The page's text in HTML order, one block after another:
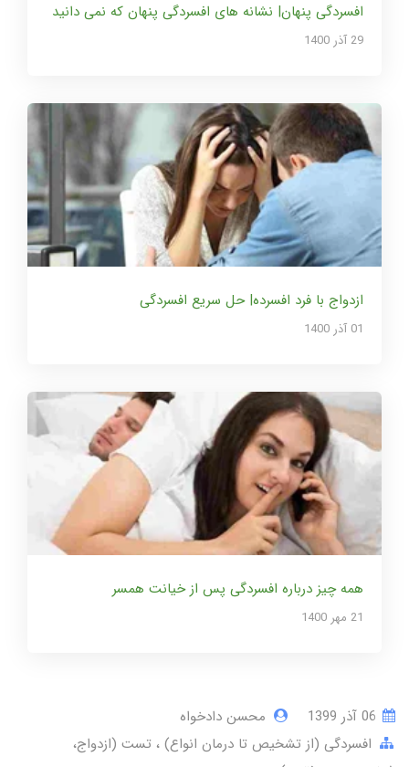
افسردگی پنهان| نشانه های افسردگی پنهان که نمی دانید
29 آذر 1400
ازدواج با فرد افسرده| حل سریع افسردگی
01 آذر 1400
همه چیز درباره افسردگی پس از خیانت همسر
21 مهر 1400
محسن دادخواه
افسردگی (از تشخیص تا درمان انواع) تست (ازدواج،